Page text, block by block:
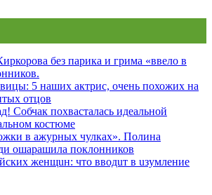
без парика и грима «ввело в
5 наших актрис, очень похожих на
отцов
Собчак похвасталась идеальной
костюме
в ажурных чулках». Полина
ошарашила поклонников
женщuн: что вводuт в uзумление